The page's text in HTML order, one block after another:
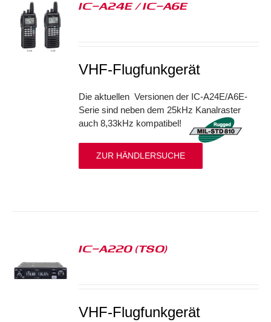
IC-A24E / IC-A6E
VHF-Flugfunkgerät
Die aktuellen Versionen der IC-A24E/A6E-
Serie sind neben dem 25kHz Kanalraster
auch 8,33kHz kompatibel!
ZUR HÄNDLERSUCHE
IC-A220 (TSO)
VHF-Flugfunkgerät